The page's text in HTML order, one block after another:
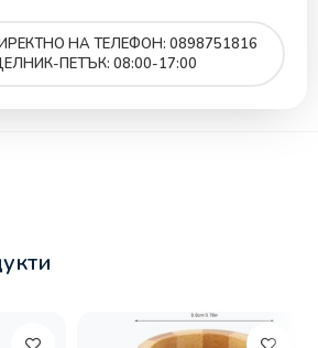
НА ТЕЛЕФОН: 0898751816
ПЕТЪК: 08:00-17:00